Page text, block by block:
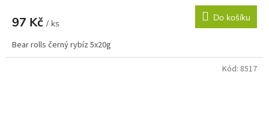
97 Kč / ks
Do košíku
Bear rolls černý rybíz 5x20g
Kód: 8517